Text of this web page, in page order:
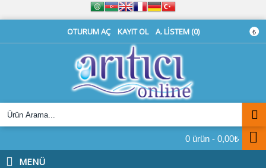
₺
OTURUM AÇ KAYIT OL A. LISTEM (0)
0 ürün - 0,00₺
MENÜ